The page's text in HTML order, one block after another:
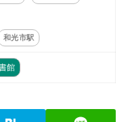
和光市駅
館